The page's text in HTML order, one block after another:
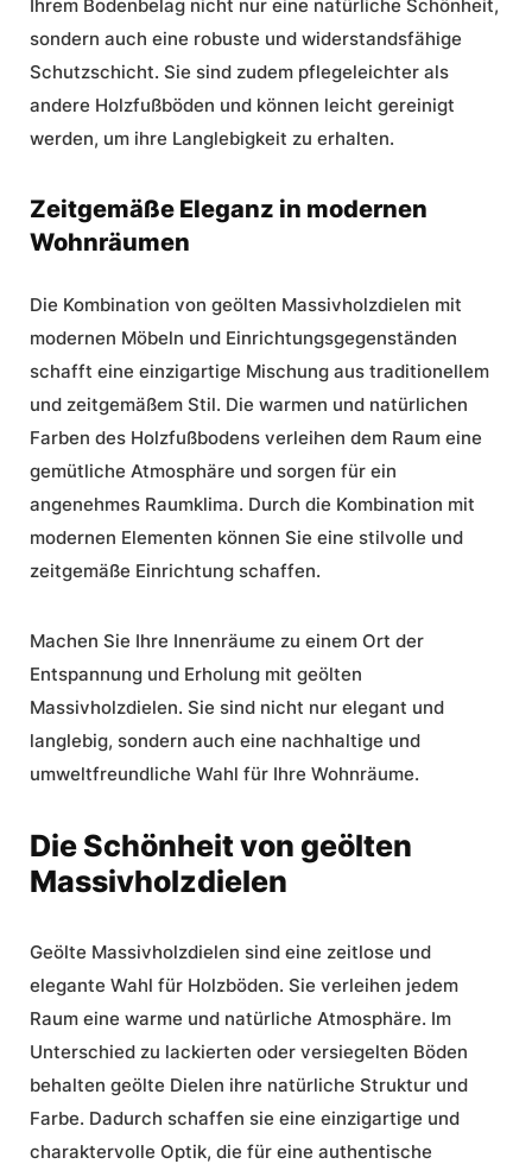
Ihrem Bodenbelag nicht nur eine natürliche Schönheit,
sondern auch eine robuste und widerstandsfähige
Schutzschicht. Sie sind zudem pflegeleichter als
andere Holzfußböden und können leicht gereinigt
werden, um ihre Langlebigkeit zu erhalten.
Zeitgemäße Eleganz in modernen
Wohnräumen
Die Kombination von geölten Massivholzdielen mit
modernen Möbeln und Einrichtungsgegenständen
schafft eine einzigartige Mischung aus traditionellem
und zeitgemäßem Stil. Die warmen und natürlichen
Farben des Holzfußbodens verleihen dem Raum eine
gemütliche Atmosphäre und sorgen für ein
angenehmes Raumklima. Durch die Kombination mit
modernen Elementen können Sie eine stilvolle und
zeitgemäße Einrichtung schaffen.
Machen Sie Ihre Innenräume zu einem Ort der
Entspannung und Erholung mit geölten
Massivholzdielen. Sie sind nicht nur elegant und
langlebig, sondern auch eine nachhaltige und
umweltfreundliche Wahl für Ihre Wohnräume.
Die Schönheit von geölten
Massivholzdielen
Geölte Massivholzdielen sind eine zeitlose und
elegante Wahl für Holzböden. Sie verleihen jedem
Raum eine warme und natürliche Atmosphäre. Im
Unterschied zu lackierten oder versiegelten Böden
behalten geölte Dielen ihre natürliche Struktur und
Farbe. Dadurch schaffen sie eine einzigartige und
charaktervolle Optik, die für eine authentische